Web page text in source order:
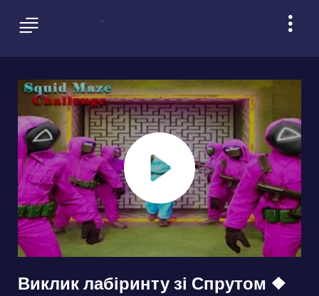
Виклик лабіринту зі Спрутом ❖